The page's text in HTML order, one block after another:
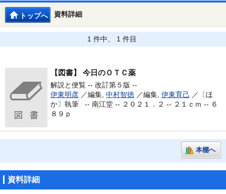
資料詳細
トップへ
1 件中、 1 件目
【図書】 今日のＯＴＣ薬
解説と便覧 -- 改訂第５版 --
伊東明彦 ／編集, 中村智徳 ／編集, 伊東育己 ／〔ほ
か〕執筆 -- 南江堂 -- ２０２１．２ -- ２１ｃｍ -- ６
８９ｐ
本棚へ
資料詳細